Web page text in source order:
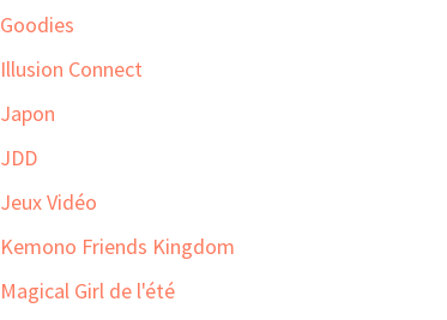
Goodies
Illusion Connect
Japon
JDD
Jeux Vidéo
Kemono Friends Kingdom
Magical Girl de l'été